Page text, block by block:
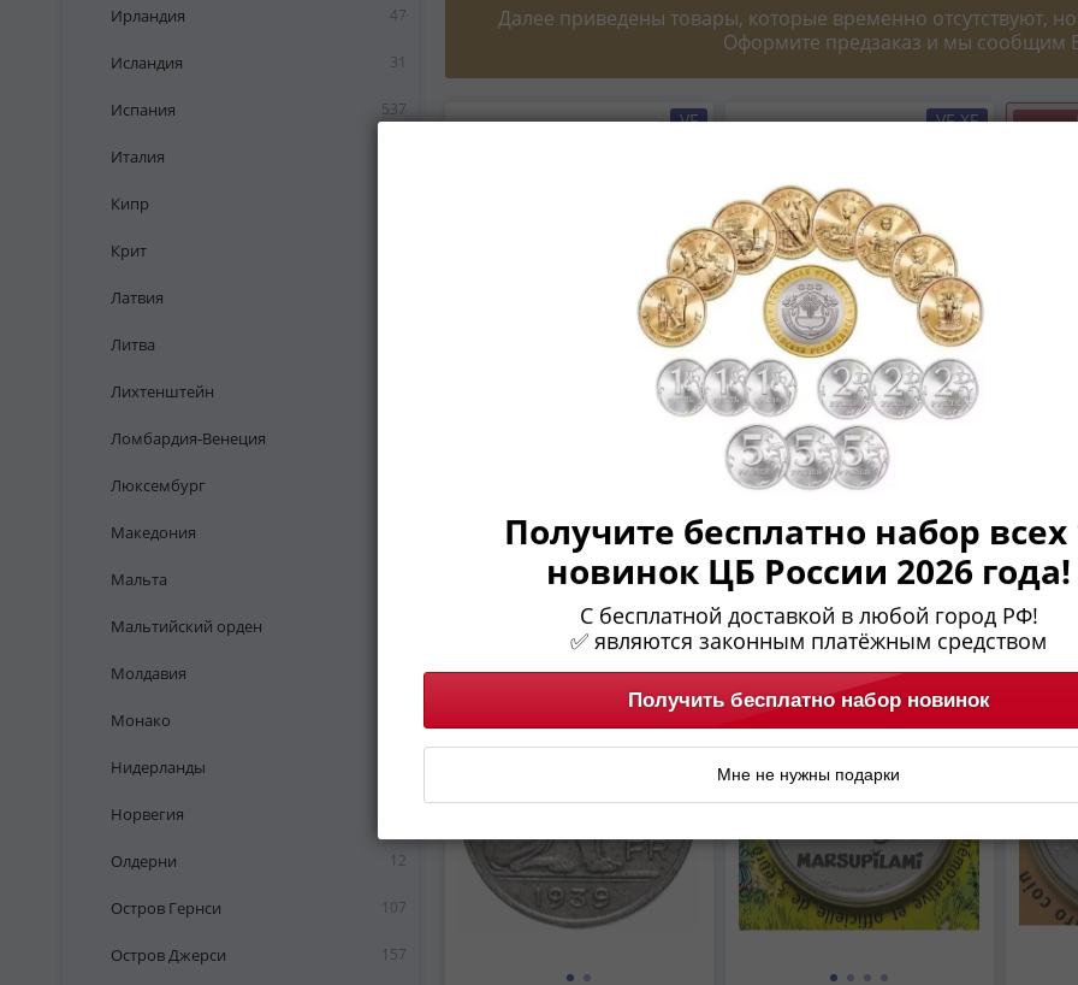
Ирландия 47
Исландия 31
Испания 537
Италия
Кипр
Крит
Латвия
Литва
Лихтенштейн
Ломбардия-Венеция
Люксембург
Македония
Мальта
Мальтийский орден
Молдавия
Монако
Нидерланды
Норвегия
Олдерни 12
Остров Гернси 107
Остров Джерси 157
Далее приведены товары, которые временно отсутствуют,
Оформите предзаказ и мы сообщим
VF
'BELGIË')
Предзаказ
VF-XF
Бельгия набор
монет 1902-1908 (4
шт) Леопольд
второй
1 029 ₽
Предзаказ
10
10 ₽
-52% VF-XF -38% UNC -36%
Получите бесплатно набор всех
новинок ЦБ России 2026 года!
С бесплатной доставкой в любой город РФ!
✅ являются законным платёжным средством
Получить бесплатно набор новинок
Мне не нужны подарки